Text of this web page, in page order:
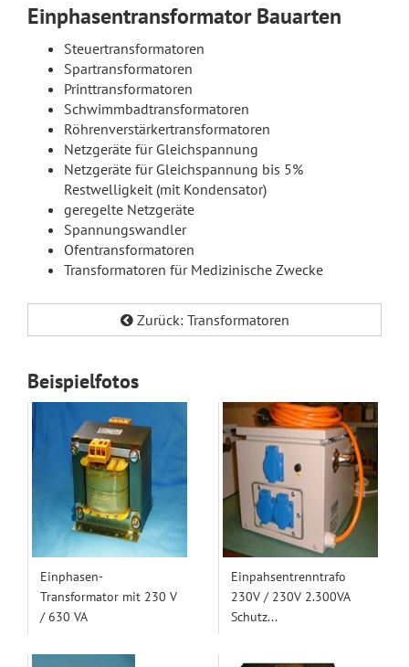
Einphasentransformator Bauarten
Steuertransformatoren
Spartransformatoren
Printtransformatoren
Schwimmbadtransformatoren
Röhrenverstärkertransformatoren
Netzgeräte für Gleichspannung
Netzgeräte für Gleichspannung bis 5%
Restwelligkeit (mit Kondensator)
geregelte Netzgeräte
Spannungswandler
Ofentransformatoren
Transformatoren für Medizinische Zwecke
Zurück: Transformatoren
Beispielfotos
Einphasen-
Transformator mit 230 V
/ 630 VA
Einpahsentrenntrafo
230V / 230V 2.300VA
Schutz...